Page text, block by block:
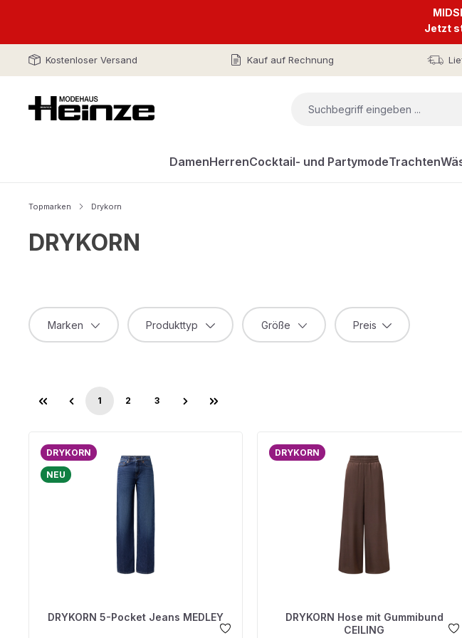
Jetzt
Kostenloser Versand Kauf auf Rechnung
DamenHerrenCocktail- und PartymodeTrachten
Topmarken Drykorn
DRYKORN
Marken Produkttyp Größe Preis
Seite
1 Seite
2 Seite
3
DRYKORN
NEU
DRYKORN 5-Pocket Jeans MEDLEY
DRYKORN
DRYKORN Hose mit Gummibund
CEILING